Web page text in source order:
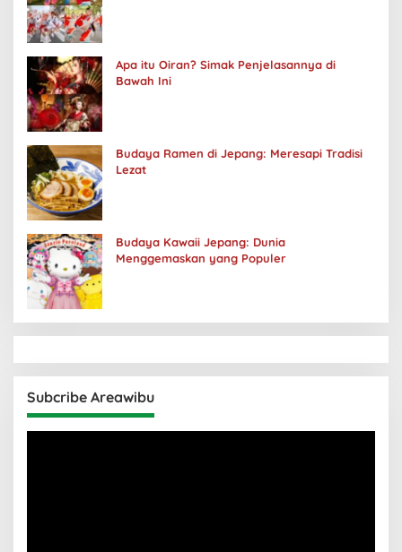
Apa itu Oiran? Simak Penjelasannya di
Bawah Ini
Budaya Ramen di Jepang: Meresapi Tradisi
Lezat
Budaya Kawaii Jepang: Dunia
Menggemaskan yang Populer
Subcribe Areawibu